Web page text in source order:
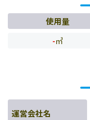
使用量
-㎥
運営会社名